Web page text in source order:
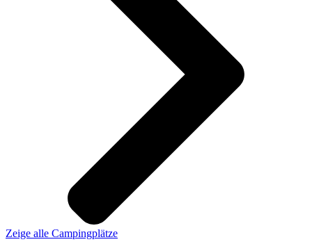
Zeige alle Campingplätze